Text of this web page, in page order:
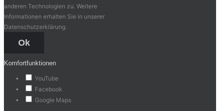
anderen Technologien zu. Weitere
Informationen erhalten Sie in unserer
Datenschutzerklärung.
Ok
Komfortfunktionen
YouTube
Facebook
Google Maps